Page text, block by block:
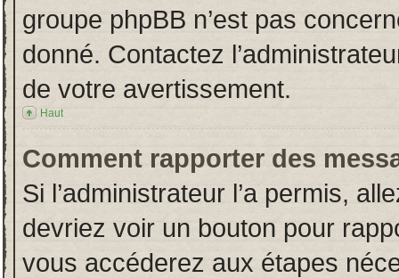
groupe phpBB n’est pas
donné. Contactez
de votre avertissement.
Haut
Comment rapporter des
Si l’administrateur l’a permis,
devriez voir un bouton pour
vous accéderez aux étapes